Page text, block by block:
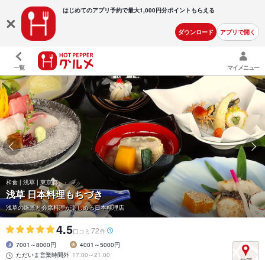
はじめてのアプリ予約で最大1,000円分ポイントもらえる
ダウンロード アプリで開く
一覧 マイメニュー
和食 | 浅草 | 東京都
浅草 日本料理もちづき
浅草の絶景と会席料理が楽しめる日本料理店
4.5口コミ 72件
7001～8000円
4001～5000円
ただいま営業時間外 17:00～21:00